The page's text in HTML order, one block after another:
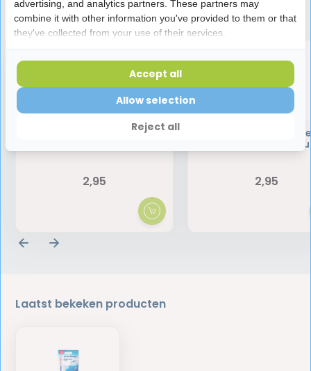
Speciaal aanbevolen voor jou
Jordan Clean Between
2,95
Jordan Clean
Sticks Large 40
2,95
Laatst bekeken producten
advertising, and analytics partners. These partners may
combine it with other information you've provided to them or that
they've collected from your use of their services.
Reject all
Allow selection
Accept all